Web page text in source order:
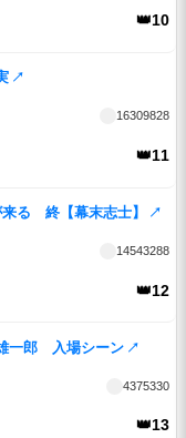
👑10
↗
16309828
👑11
る 終【幕末志士】 ↗
14543288
👑12
一郎 入場シーン ↗
4375330
👑13